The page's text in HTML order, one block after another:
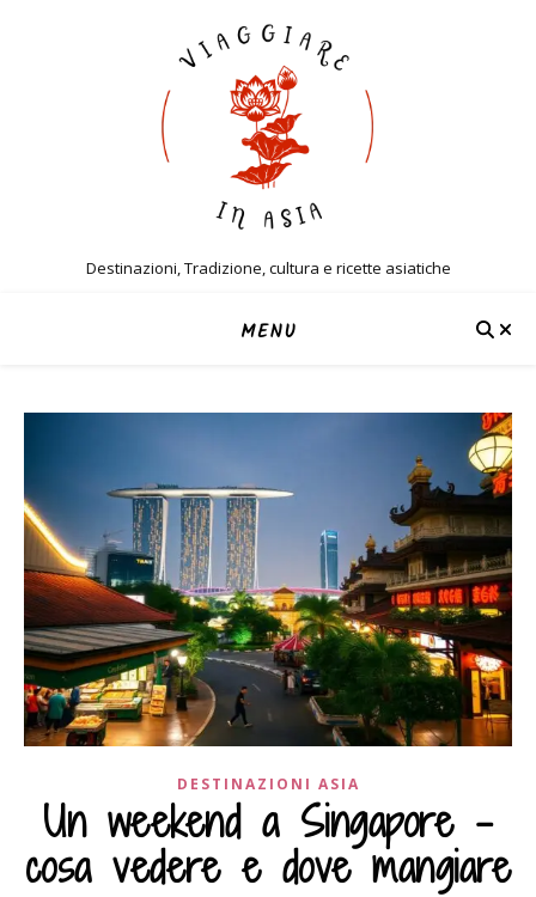
Destinazioni, Tradizione, cultura e ricette asiatiche
MENU
DESTINAZIONI ASIA
Un weekend a Singapore –
cosa vedere e dove mangiare